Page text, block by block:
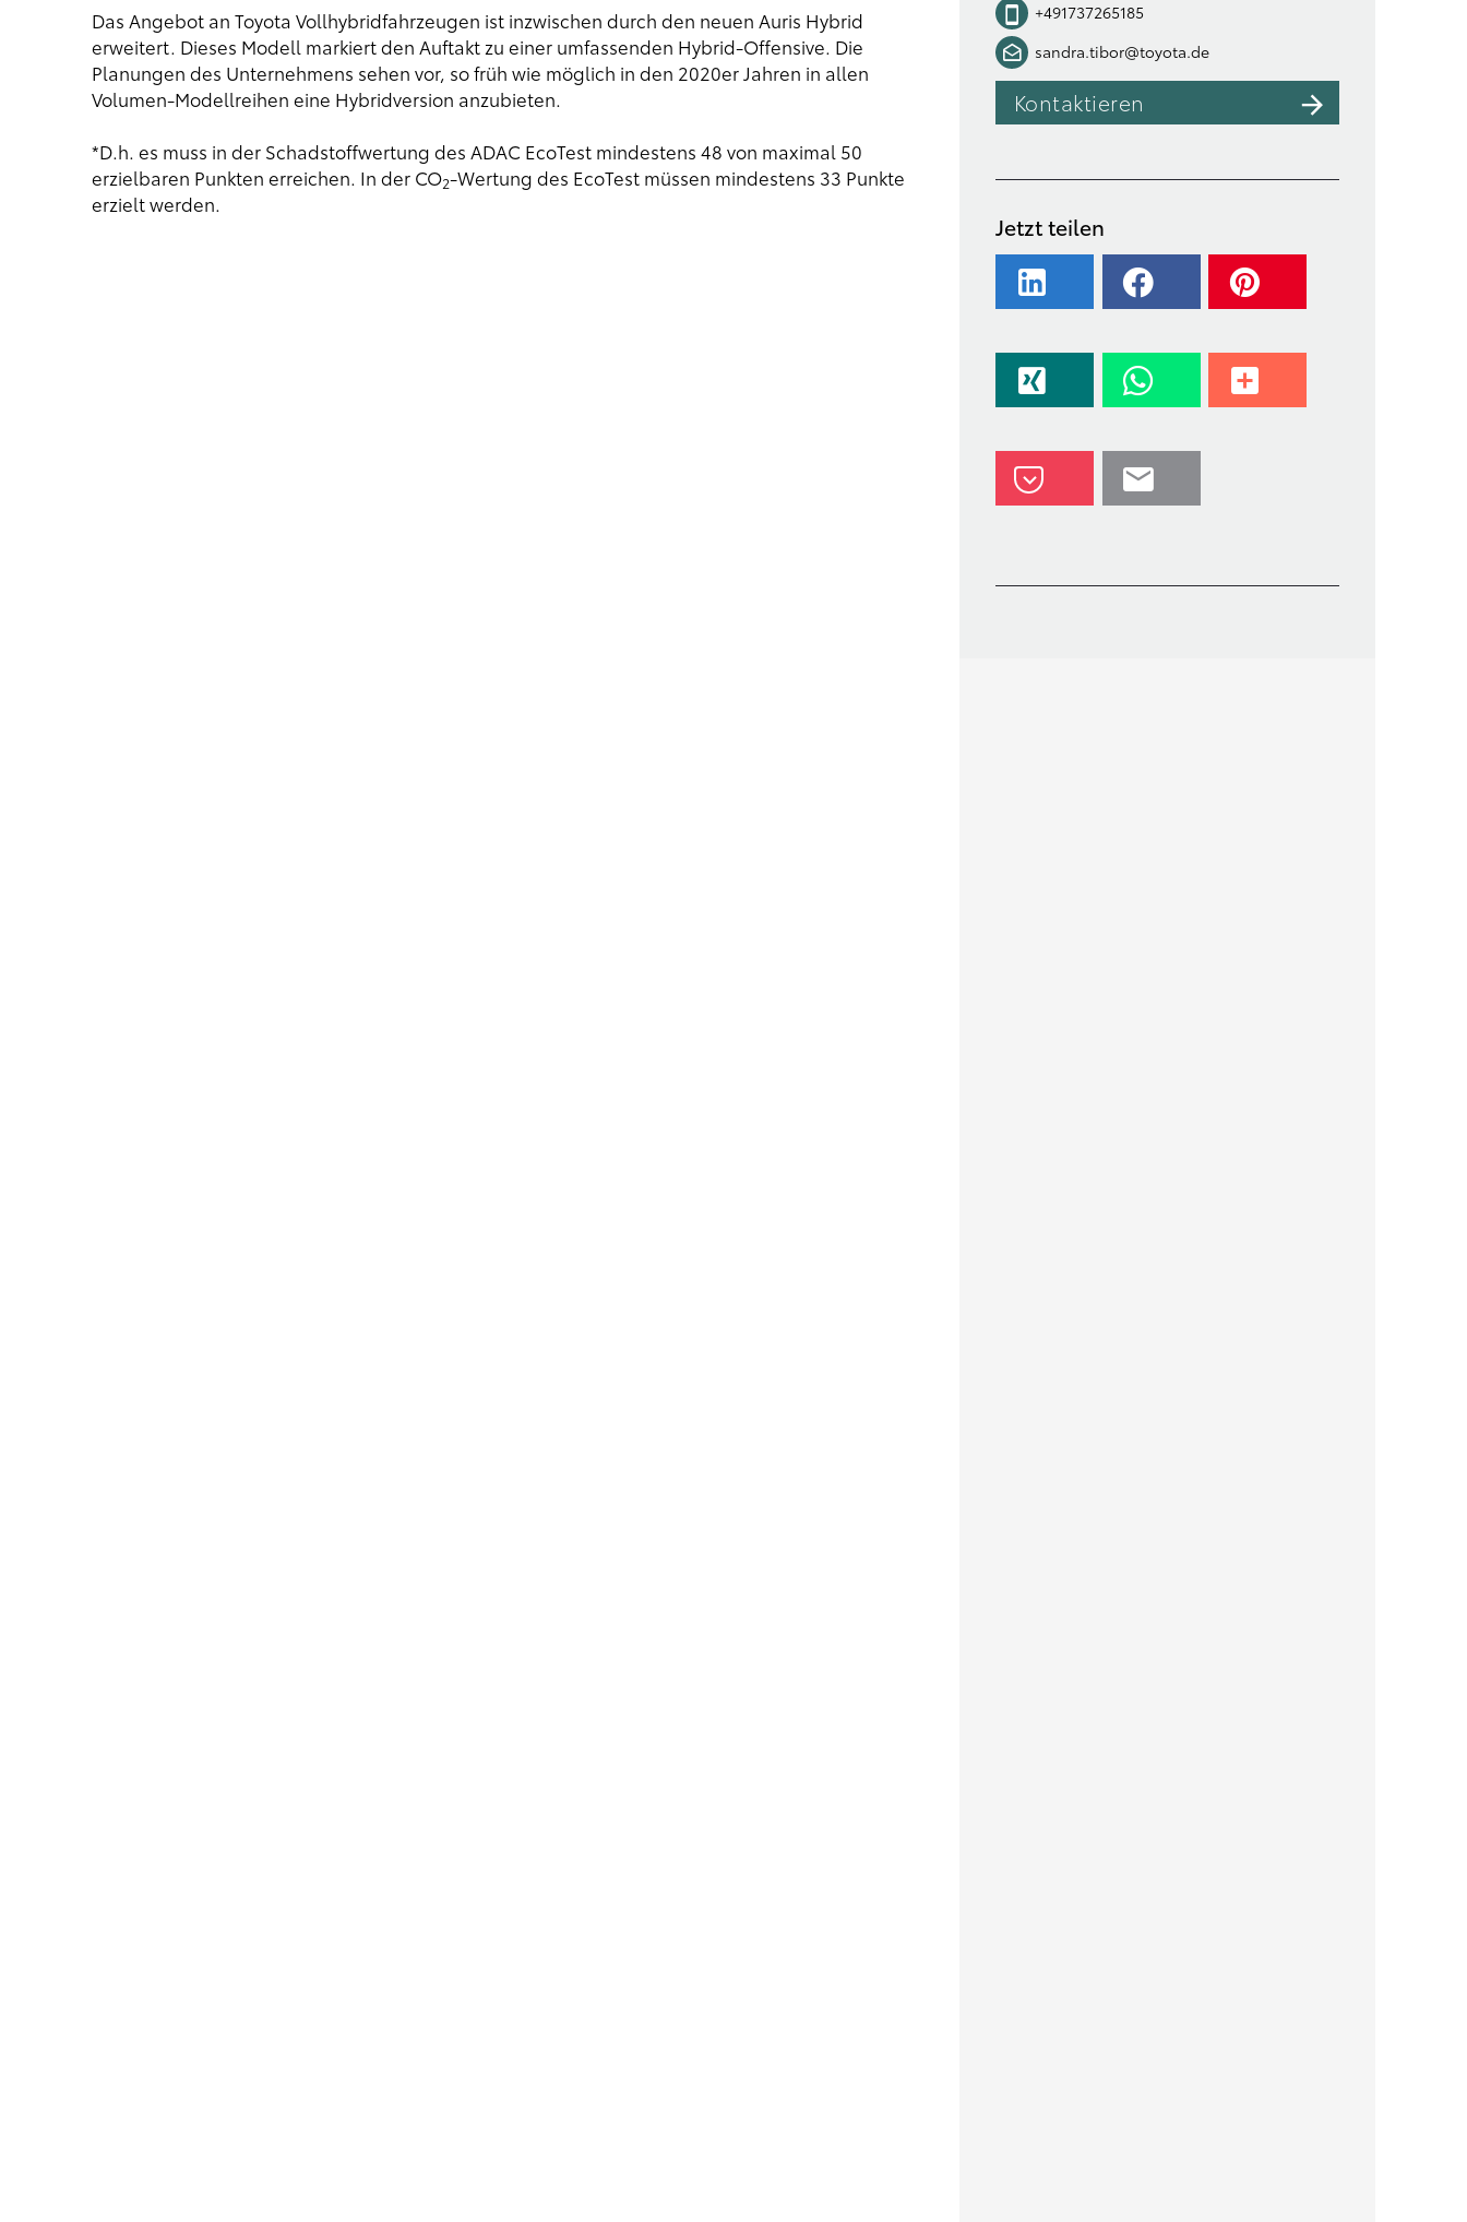
Das Angebot an Toyota Vollhybridfahrzeugen ist inzwischen durch den neuen Auris Hybrid
erweitert. Dieses Modell markiert den Auftakt zu einer umfassenden Hybrid-Offensive. Die
Planungen des Unternehmens sehen vor, so früh wie möglich in den 2020er Jahren in allen
Volumen-Modellreihen eine Hybridversion anzubieten.
*D.h. es muss in der Schadstoffwertung des ADAC EcoTest mindestens 48 von maximal 50
erzielbaren Punkten erreichen. In der CO2-Wertung des EcoTest müssen mindestens 33 Punkte
erzielt werden.
+491737265185
sandra.tibor@toyota.de
Kontaktieren
Jetzt teilen